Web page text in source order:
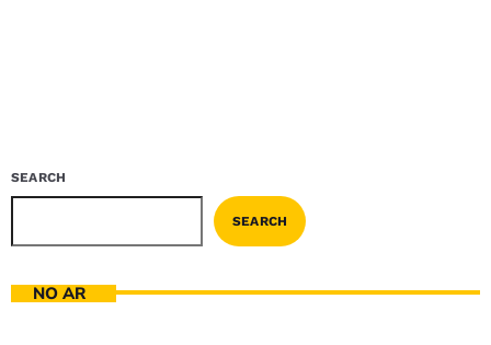
SEARCH
SEARCH
NO AR